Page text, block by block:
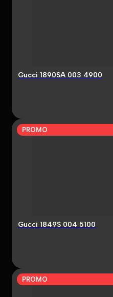
Gucci 1890SA 003 4900
PROMO
Gucci 1849S 004 5100
PROMO